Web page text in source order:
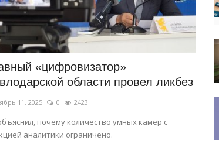
«цифровизатор»
области провел ликбез
11, 2025 0 2423
почему количество умных камер с
аналитики ограничено.